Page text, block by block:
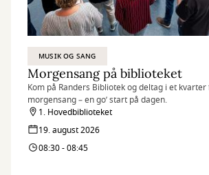
MUSIK OG SANG
Morgensang på biblioteket
Kom på Randers Bibliotek og deltag i et
morgensang – en go’ start på dagen.
1. Hovedbiblioteket
19. august 2026
08:30 - 08:45